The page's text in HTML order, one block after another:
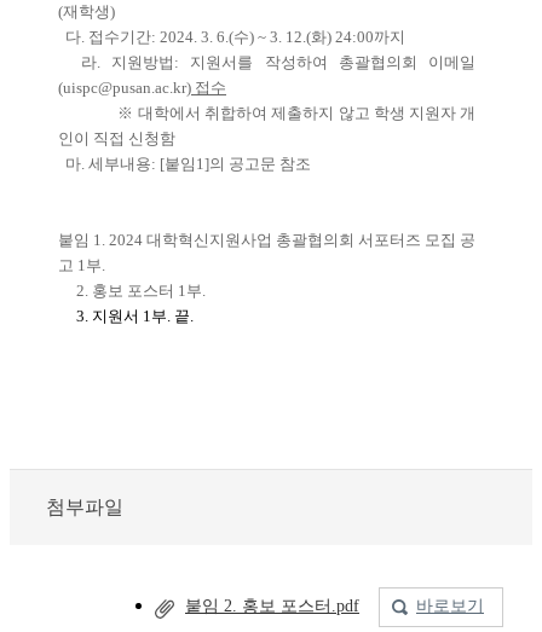
(재학생)
다. 접수기간: 2024. 3. 6.(수) ~ 3. 12.(화) 24:00까지
라. 지원방법: 지원서를 작성하여 총괄협의회 이메일
(uispc@pusan.ac.kr) 접수
※ 대학에서 취합하여 제출하지 않고 학생 지원자 개
인이 직접 신청함
마. 세부내용: [붙임1]의 공고문 참조
붙임 1. 2024 대학혁신지원사업 총괄협의회 서포터즈 모집 공
고 1부.
2. 홍보 포스터 1부.
3. 지원서 1부. 끝.
첨부파일
붙임 2. 홍보 포스터.pdf 바로보기